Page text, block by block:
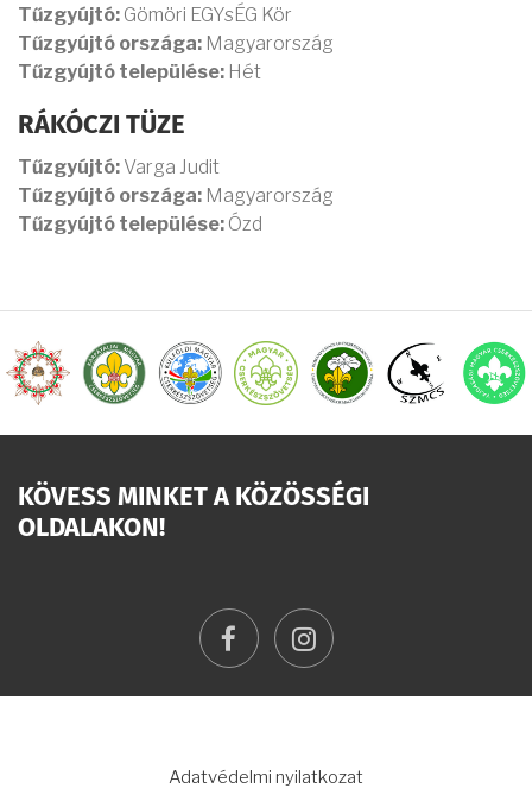
Tűzgyújtó: Gömöri EGYsÉG Kör
Tűzgyújtó országa: Magyarország
Tűzgyújtó települése: Hét
RÁKÓCZI TÜZE
Tűzgyújtó: Varga Judit
Tűzgyújtó országa: Magyarország
Tűzgyújtó települése: Ózd
KÖVESS MINKET A KÖZÖSSÉGI
OLDALAKON!
facebookinstagram
Adatvédelmi nyilatkozat